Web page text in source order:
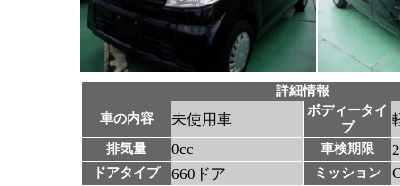
詳細情報
車の内容
未使用車
ボディータイ
プ
排気量 0cc 車検期限
ドアタイプ 660ドア ミッション